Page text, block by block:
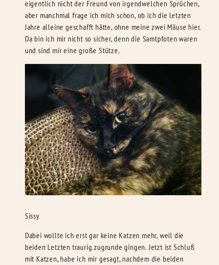
eigentlich nicht der Freund von irgendwelchen Sprüchen,
aber manchmal frage ich mich schon, ob ich die letzten
Jahre alleine geschafft hätte, ohne meine zwei Mäuse hier.
Da bin ich mir nicht so sicher, denn die Samtpfoten waren
und sind mir eine große Stütze.
Sissy
Dabei wollte ich erst gar keine Katzen mehr, weil die
beiden Letzten traurig zugrunde gingen. Jetzt ist Schluß
mit Katzen, habe ich mir gesagt, nachdem die beiden